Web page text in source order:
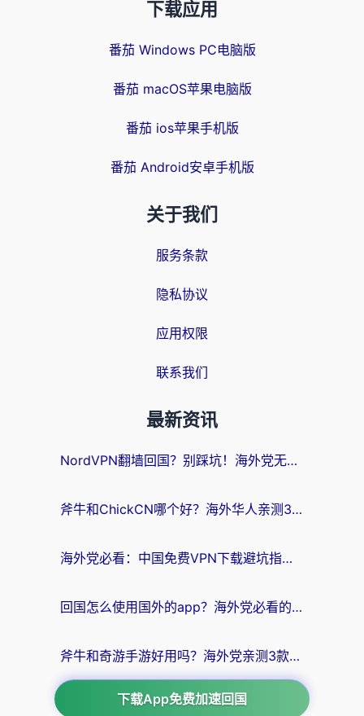
下载应用
番茄 Windows PC电脑版
番茄 macOS苹果电脑版
番茄 ios苹果手机版
番茄 Android安卓手机版
关于我们
服务条款
隐私协议
应用权限
联系我们
最新资讯
NordVPN翻墙回国？别踩坑！海外党无缝访问国内资源的真实指南
斧牛和ChickCN哪个好？海外华人亲测3款回国加速器+免费试用攻略
海外党必看：中国免费VPN下载避坑指南 + 无缝访问国内资源的终极方案
回国怎么使用国外的app？海外党必看的无缝访问国内资源全攻略
斧牛和奇游手游好用吗？海外党亲测3款回国加速器，选对才能无缝刷国内资源
下载App免费加速回国